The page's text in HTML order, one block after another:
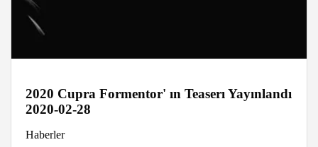
2020 Cupra Formentor' ın Teaserı Yayınlandı
2020-02-28
Haberler